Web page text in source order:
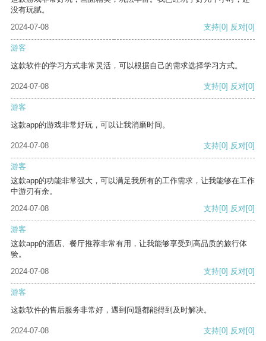
没有玩腻。
2024-07-08
支持[0] 反对[0]
游客
这款软件的学习方式非常灵活，可以根据自己的需求选择学习方式。
2024-07-08 支持[0] 反对[0]
游客
这款app的游戏非常好玩，可以让我消磨时间。
2024-07-08 支持[0] 反对[0]
游客
这款app的功能非常强大，可以满足我所有的工作需求，让我能够在工作
中游刃有余。
2024-07-08
支持[0] 反对[0]
游客
这款app的酒店、餐厅推荐非常有用，让我能够享受到高品质的旅行体
验。
2024-07-08
支持[0] 反对[0]
游客
这款软件的售后服务非常好，遇到问题都能得到及时解决。
2024-07-08 支持[0] 反对[0]